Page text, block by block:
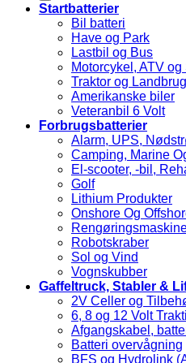
Startbatterier
Bil batteri
Have og Park
Lastbil og Bus
Motorcykel, ATV og
Traktor og Landbrug
Amerikanske biler
Veteranbil 6 Volt
Forbrugsbatterier
Alarm, UPS,
Camping, Marine
El-scooter, -bil,
Golf
Lithium Produkter
Onshore Og
Robotskraber
Sol og Vind
Vognskubber
Gaffeltruck, Stabler &
2V Celler og
6, 8 og 12 Volt
Afgangskabel,
Batteri overvågning
BFS og Hydrolink